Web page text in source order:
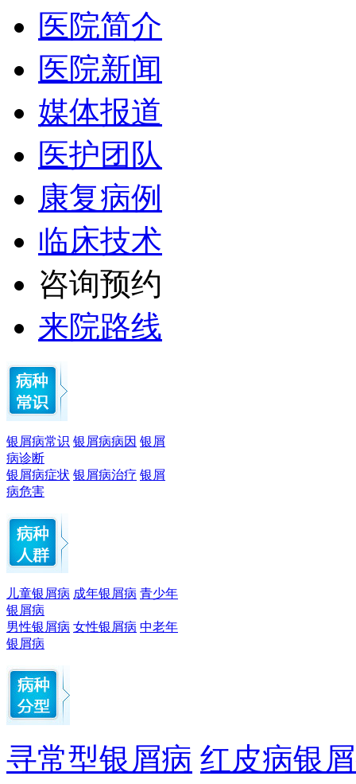
医院简介
医院新闻
媒体报道
医护团队
康复病例
临床技术
咨询预约
来院路线
银屑病常识 银屑病病因 银屑
病诊断
银屑病症状 银屑病治疗 银屑
病危害
儿童银屑病 成年银屑病 青少年
银屑病
男性银屑病 女性银屑病 中老年
银屑病
寻常型银屑病 红皮病银